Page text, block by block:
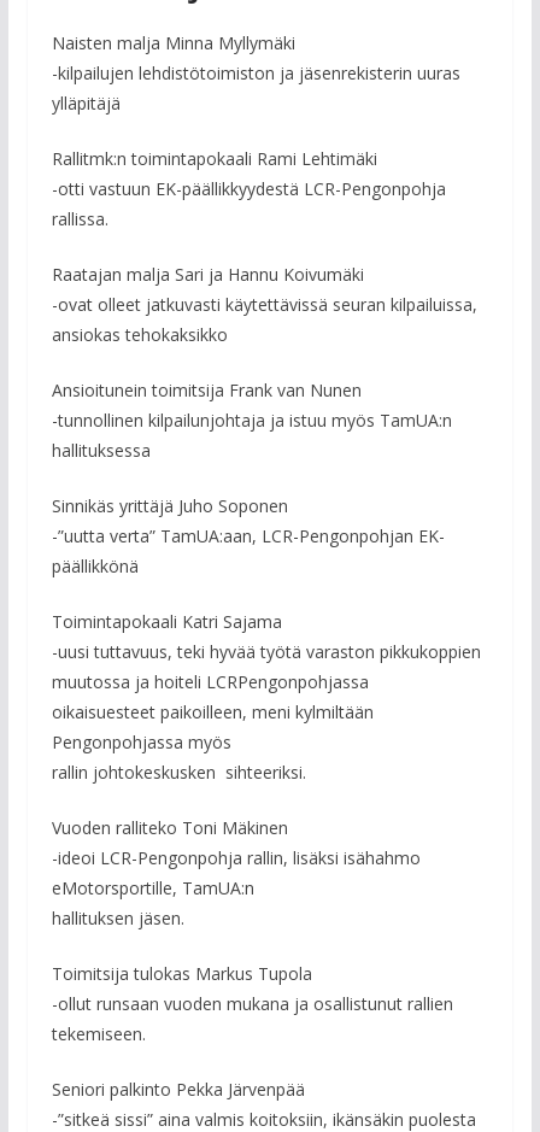
Naisten malja Minna Myllymäki
-kilpailujen lehdistötoimiston ja jäsenrekisterin uuras
ylläpitäjä
Rallitmk:n toimintapokaali Rami Lehtimäki
-otti vastuun EK-päällikkyydestä LCR-Pengonpohja
rallissa.
Raatajan malja Sari ja Hannu Koivumäki
-ovat olleet jatkuvasti käytettävissä seuran kilpailuissa,
ansiokas tehokaksikko
Ansioitunein toimitsija Frank van Nunen
-tunnollinen kilpailunjohtaja ja istuu myös TamUA:n
hallituksessa
Sinnikäs yrittäjä Juho Soponen
-”uutta verta” TamUA:aan, LCR-Pengonpohjan EK-
päällikkönä
Toimintapokaali Katri Sajama
-uusi tuttavuus, teki hyvää työtä varaston pikkukoppien
muutossa ja hoiteli LCRPengonpohjassa
oikaisuesteet paikoilleen, meni kylmiltään
Pengonpohjassa myös
rallin johtokeskusken sihteeriksi.
Vuoden ralliteko Toni Mäkinen
-ideoi LCR-Pengonpohja rallin, lisäksi isähahmo
eMotorsportille, TamUA:n
hallituksen jäsen.
Toimitsija tulokas Markus Tupola
-ollut runsaan vuoden mukana ja osallistunut rallien
tekemiseen.
Seniori palkinto Pekka Järvenpää
-”sitkeä sissi” aina valmis koitoksiin, ikänsäkin puolesta